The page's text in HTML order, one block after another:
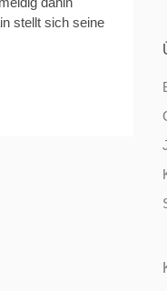
stellt sich seine